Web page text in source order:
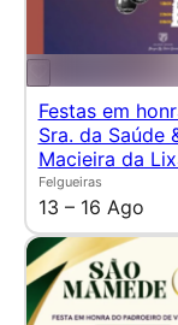
Festas em
Sra. da Saúde
Macieira da
Felgueiras
13 – 16 Ago